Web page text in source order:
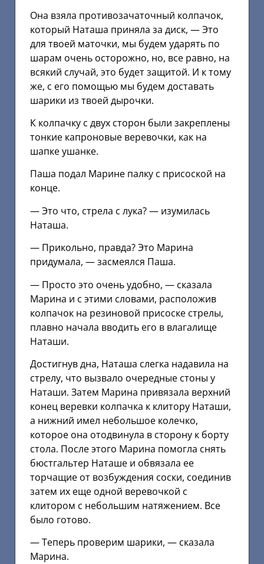
Она взяла противозачаточный колпачок,
который Наташа приняла за диск, — Это
для твоей маточки, мы будем ударять по
шарам очень осторожно, но, все равно, на
всякий случай, это будет защитой. И к тому
же, с его помощью мы будем доставать
шарики из твоей дырочки.
К колпачку с двух сторон были закреплены
тонкие капроновые веревочки, как на
шапке ушанке.
Паша подал Марине палку с присоской на
конце.
— Это что, стрела с лука? — изумилась
Наташа.
— Прикольно, правда? Это Марина
придумала, — засмеялся Паша.
— Просто это очень удобно, — сказала
Марина и с этими словами, расположив
колпачок на резиновой присоске стрелы,
плавно начала вводить его в влагалище
Наташи.
Достигнув дна, Наташа слегка надавила на
стрелу, что вызвало очередные стоны у
Наташи. Затем Марина привязала верхний
конец веревки колпачка к клитору Наташи,
а нижний имел небольшое колечко,
которое она отодвинула в сторону к борту
стола. После этого Марина помогла снять
бюстгальтер Наташе и обвязала ее
торчащие от возбуждения соски, соединив
затем их еще одной веревочкой с
клитором с небольшим натяжением. Все
было готово.
— Теперь проверим шарики, — сказала
Марина.